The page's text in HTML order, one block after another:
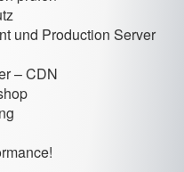
und Production Server
– CDN